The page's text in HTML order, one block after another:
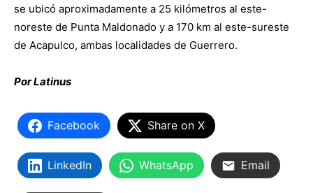
se ubicó aproximadamente a 25 kilómetros al este-
noreste de Punta Maldonado y a 170 km al este-sureste
de Acapulco, ambas localidades de Guerrero.
Por Latinus
Facebook Share on X
LinkedIn WhatsApp Email